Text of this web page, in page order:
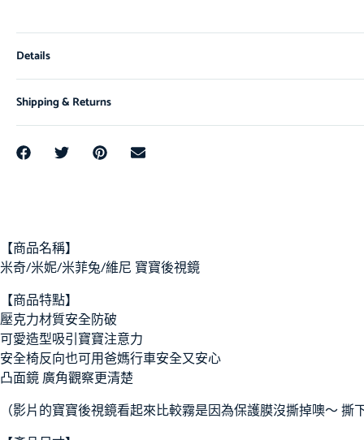
Details
Shipping & Returns
【商品名稱】
米奇/米妮/米菲兔/維尼 寶寶後視鏡
【商品特點】
壓克力材質安全防破
可愛造型吸引寶寶注意力
安全椅反向也可用爸媽行車安全又安心
凸面鏡 廣角觀察更清楚
（影片的寶寶後視鏡看起來比較霧是因為保護膜沒撕掉噢～ 撕